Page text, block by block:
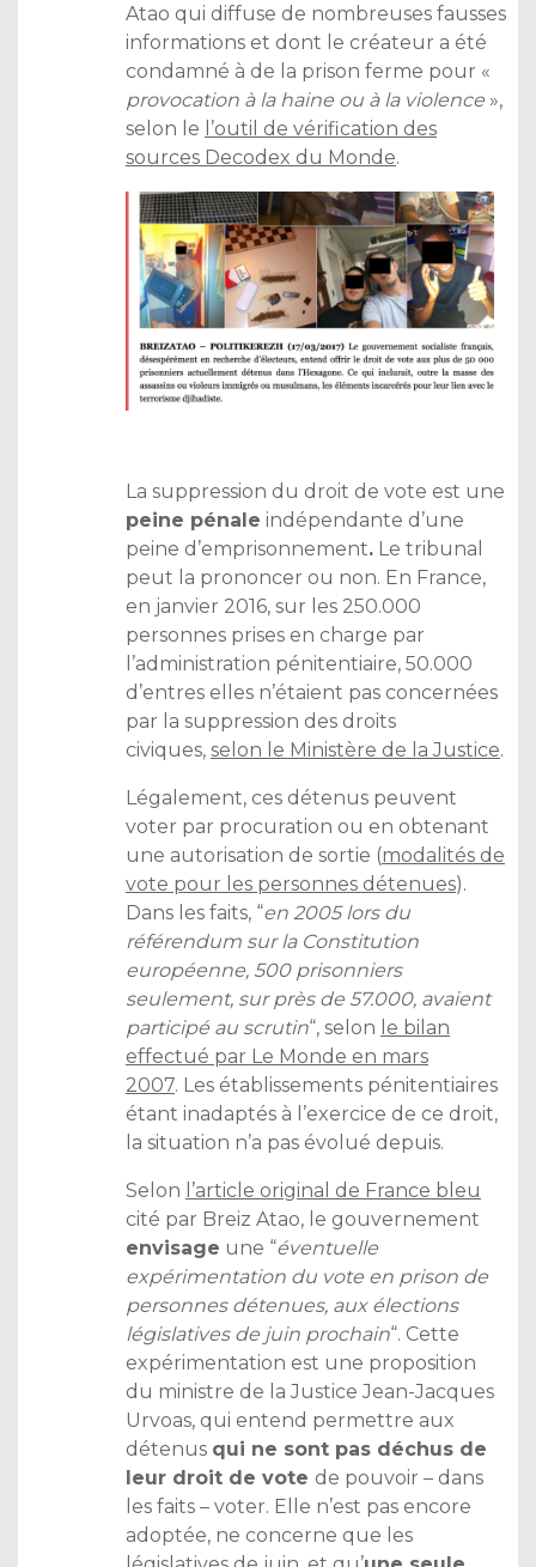
Atao qui diffuse de nombreuses fausses
informations et dont le créateur a été
condamné à de la prison ferme pour «
provocation à la haine ou à la violence »,
selon le l’outil de vérification des
sources Decodex du Monde.
La suppression du droit de vote est une
peine pénale indépendante d’une
peine d’emprisonnement. Le tribunal
peut la prononcer ou non. En France,
en janvier 2016, sur les 250.000
personnes prises en charge par
l’administration pénitentiaire, 50.000
d’entres elles n’étaient pas concernées
par la suppression des droits
civiques, selon le Ministère de la Justice.
Légalement, ces détenus peuvent
voter par procuration ou en obtenant
une autorisation de sortie (modalités de
vote pour les personnes détenues).
Dans les faits, “en 2005 lors du
référendum sur la Constitution
européenne, 500 prisonniers
seulement, sur près de 57.000, avaient
participé au scrutin“, selon le bilan
effectué par Le Monde en mars
2007. Les établissements pénitentiaires
étant inadaptés à l’exercice de ce droit,
la situation n’a pas évolué depuis.
Selon l’article original de France bleu
cité par Breiz Atao, le gouvernement
envisage une “éventuelle
expérimentation du vote en prison de
personnes détenues, aux élections
législatives de juin prochain“. Cette
expérimentation est une proposition
du ministre de la Justice Jean-Jacques
Urvoas, qui entend permettre aux
détenus qui ne sont pas déchus de
leur droit de vote de pouvoir – dans
les faits – voter. Elle n’est pas encore
adoptée, ne concerne que les